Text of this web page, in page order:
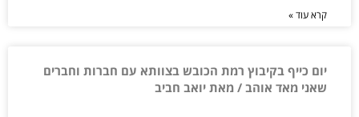
קרא עוד »
יום כייף בקיבוץ רמת הכובש בצוותא עם חברות וחברים
שאני מאד אוהב / מאת יואב חביב